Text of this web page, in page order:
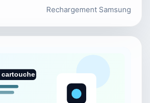
Rechargement Samsung